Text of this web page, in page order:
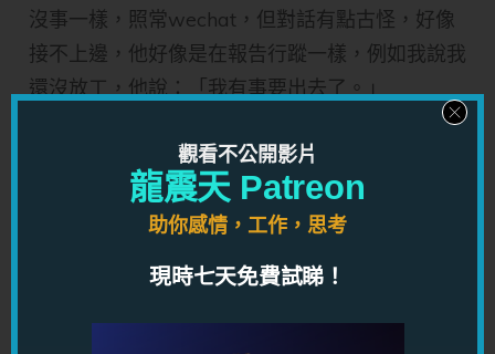
沒事一樣，照常wechat，但對話有點古怪，好像
接不上邊，他好像是在報告行蹤一樣，例如我說我
還沒放工，他說：「我有事要出去了。」
了，你知道嗎？）
我說：「去晚飯嗎？」
他說：「對呀。」跟住話題就沒有了。
觀看不公開影片
龍震天 Patreon
助你感情，工作，思考
現時七天免費試睇！